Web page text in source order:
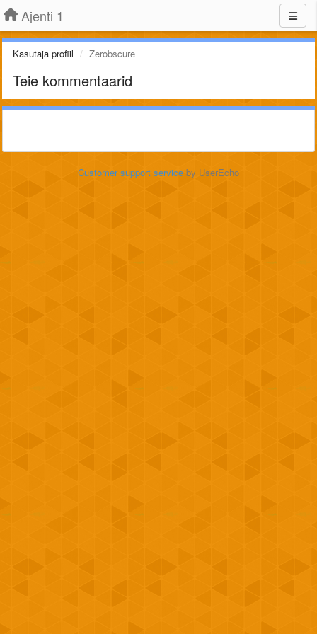
Ajenti 1
Kasutaja profiil Zerobscure
Teie kommentaarid
Customer support service by UserEcho